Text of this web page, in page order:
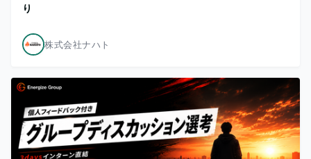
り
株式会社ナハト